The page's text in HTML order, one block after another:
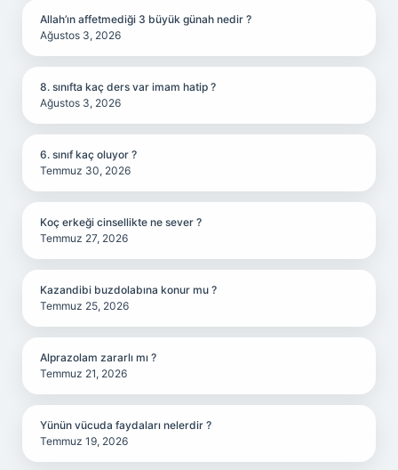
Allah’ın affetmediği 3 büyük günah nedir ?
Ağustos 3, 2026
8. sınıfta kaç ders var imam hatip ?
Ağustos 3, 2026
6. sınıf kaç oluyor ?
Temmuz 30, 2026
Koç erkeği cinsellikte ne sever ?
Temmuz 27, 2026
Kazandibi buzdolabına konur mu ?
Temmuz 25, 2026
Alprazolam zararlı mı ?
Temmuz 21, 2026
Yünün vücuda faydaları nelerdir ?
Temmuz 19, 2026